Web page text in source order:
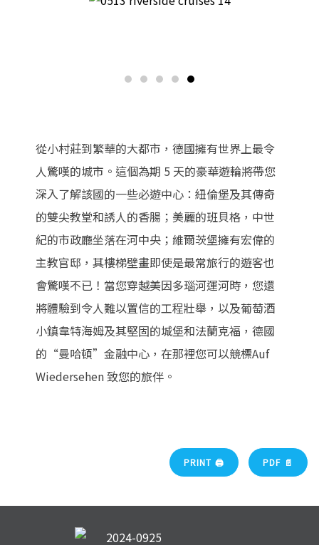
從小村莊到繁華的大都市，德國擁有世界上最令
人驚嘆的城市。這個為期 5 天的豪華遊輪將帶您
深入了解該國的一些必遊中心：紐倫堡及其傳奇
的雙尖教堂和誘人的香腸；美麗的班貝格，中世
紀的市政廳坐落在河中央；維爾茨堡擁有宏偉的
主教官邸，其樓梯壁畫即使是最常旅行的遊客也
會驚嘆不已！當您穿越美因多瑙河運河時，您還
將體驗到令人難以置信的工程壯舉，以及葡萄酒
小鎮韋特海姆及其堅固的城堡和法蘭克福，德國
的“曼哈頓”金融中心，在那裡您可以競標Auf
Wiedersehen 致您的旅伴。
PRINT 🖨 PDF 📄